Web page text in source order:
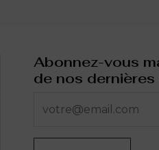
Abonnez-vous
de nos